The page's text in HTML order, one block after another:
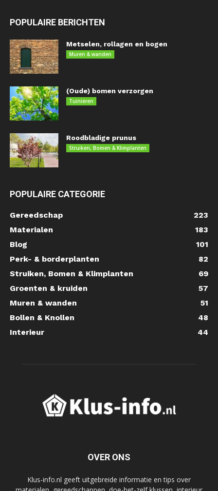
POPULAIRE BERICHTEN
Metselen, rollagen en bogen
Muren & wanden
(Oude) bomen verzorgen
Tuinieren
Roodbladige prunus
Struiken, Bomen & Klimplanten
POPULAIRE CATEGORIE
Gereedschap
223
Materialen
183
Blog
101
Perk- & borderplanten
82
Struiken, Bomen & Klimplanten
69
Groenten & kruiden
57
Muren & wanden
51
Bollen & Knollen
48
Interieur
44
OVER ONS
Klus-info.nl geeft uitgebreide informatie en tips over